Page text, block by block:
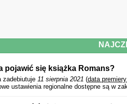
pojawić się książka Romans?
zadebiutuje 11 sierpnia 2021 (data
ustawienia regionalne dostępne są w